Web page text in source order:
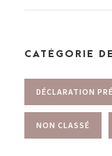
CATÉGORIE
DÉCLARATION
NON CLASSÉ